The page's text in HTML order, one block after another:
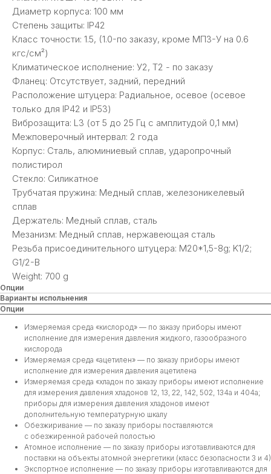
Диаметр корпуса: 100 мм
Степень защиты: IP42
Класс точности: 1.5, (1.0-по заказу, кроме МП3-У на 0.6
кгс/см²)
Климатическое исполнение: У2, Т2 - по заказу
Фланец: Отсутствует, задний, передний
Расположение штуцера: Радиальное, осевое (осевое
только для IP42 и IP53)
Виброзащита: L3 (от 5 до 25 Гц с амплитудой 0,1 мм)
Межповерочный интервал: 2 года
Корпус: Сталь, алюминиевый сплав, ударопрочный
полистирол
Стекло: Силикатное
Трубчатая пружина: Медный сплав, железоникелевый
сплав
Держатель: Медный сплав, сталь
Мезанизм: Медный сплав, нержавеющая сталь
Резьба присоединительного штуцера: М20*1,5-8g; K1/2;
G1/2-B
Weight: 700 g
Опции
Варианты испольнения
Опции
Измеряемая среда «кислород» — по заказу приборы имеют
исполнение для измерения давления жидкого, газообразного
кислорода
Измеряемая среда «ацетилен» — по заказу приборы имеют
исполнение для измерения давления ацетилена
Измеряемая среда «хладон по заказу приборы имеют исполнение
для измерения давления хладонов 12, 13, 22, 142, 502, 134а и 404а;
приборы для измерения давления хладонов имеют
дополнительную температурную шкалу
Обезжиривание — по заказу приборы поставляются
с обезжиренной рабочей полостью
Атомное исполнение — по заказу приборы изготавливаются для
поставки на объекты атомной энергетики (класс безопасности 3 и 4)
Экспортное исполнение — по заказу приборы изготавливаются для